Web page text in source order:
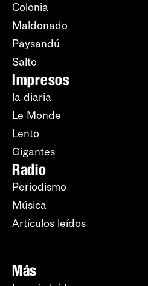
Colonia
Maldonado
Paysandú
Salto
Impresos
la diaria
Le Monde
Lento
Gigantes
Radio
Periodismo
Música
Artículos leídos
Más